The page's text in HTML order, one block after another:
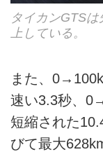
タイカンGTS
上している。
また、
速い3.3秒、
短縮された
びて最大